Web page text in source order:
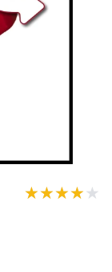
★★★★★
★★★★★